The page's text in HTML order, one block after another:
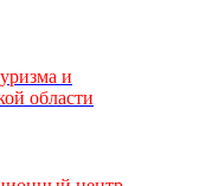
и
области